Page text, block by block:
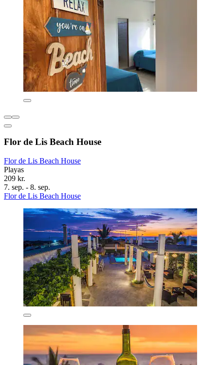
Flor de Lis Beach House
Flor de Lis Beach House
Playas
209 kr.
7. sep. - 8. sep.
Flor de Lis Beach House